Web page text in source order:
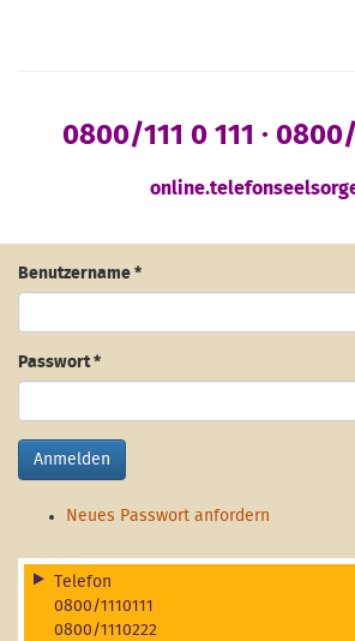
0800/111 0 111 ·
Benutzername *
Passwort*
Anmelden
Neues Passwort anfordern
Telefon
0800/1110111
0800/1110222